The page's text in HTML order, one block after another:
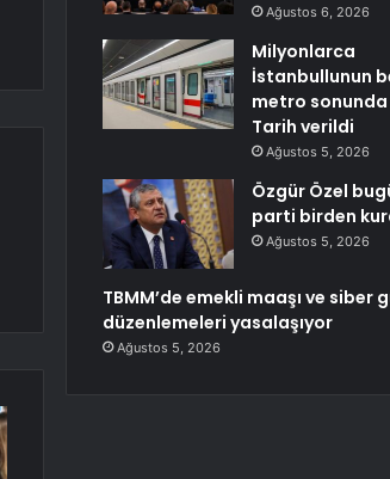
Ağustos 6, 2026
Milyonlarca
İstanbullunun
metro sonunda
Tarih verildi
Ağustos 5, 2026
Özgür Özel
parti birden
Ağustos 5, 2026
TBMM’de emekli maaşı ve siber
düzenlemeleri yasalaşıyor
Ağustos 5, 2026